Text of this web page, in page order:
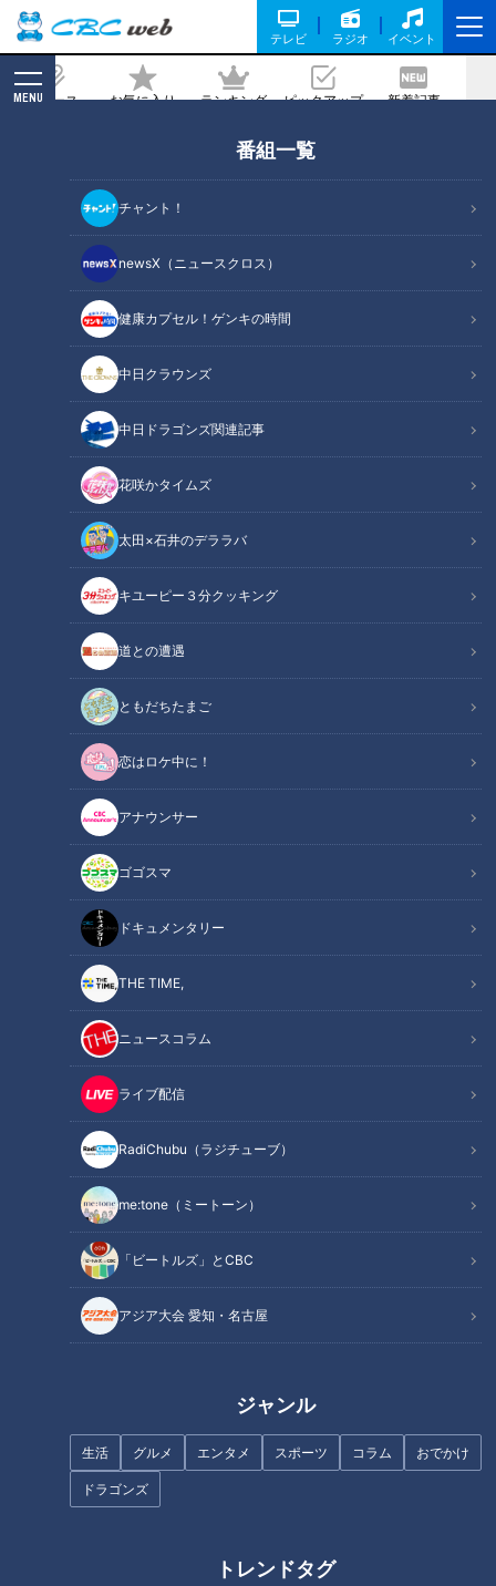
テレビ ラジオ イベント
ニュース お気に入り ランキング ピックアップ 新着記事
MENU
番組一覧
チャント！
newsX（ニュースクロス）
健康カプセル！ゲンキの時間
中日クラウンズ
中日ドラゴンズ関連記事
花咲かタイムズ
太田×石井のデララバ
キユーピー３分クッキング
道との遭遇
ともだちたまご
恋はロケ中に！
アナウンサー
ゴゴスマ
ドキュメンタリー
THE TIME,
ニュースコラム
ライブ配信
RadiChubu（ラジチューブ）
me:tone（ミートーン）
「ビートルズ」とCBC
アジア大会 愛知・名古屋
ジャンル
生活 グルメ エンタメ スポーツ コラム おでかけ
ドラゴンズ
トレンドタグ
を導入！ 環境と選手に配慮したライブ配
信をLocipo（ロキポ）とYouTubeで行
います。
2023/11/07 12:00
CBC web
「CBC web」からのお知らせ
2023年11月12日（日）に開催される「第63回中部･第53回北
陸実業団対抗駅伝競走大会」を、名古屋のテレビ5局が運営す
る動画配信サービスLocipo（ロキポ）とYouTubeの「CBCス
ポーツ公式チャンネル」でライブ配信します。
主催の中部実業団陸上競技連盟と北陸実業団陸上競技連盟、後
援のCBCテレビは、国連が掲げる「持続可能な開発目標
（SDGs）」に賛同し、持続可能な社会の実現を目指し、二酸
化炭素排出量ゼロの水素中継車の導入を決定しました。
動力源は水素を使って発電する「FCスタック（燃料電池）」
を採用しました。この結果、走行時に地球温暖化の原因となる
CO2（二酸化炭素）を含め排気ガスを一切出さないため、後ろ
を走るランナーや沿道の観客の皆様の環境ストレスの軽減につ
ながることが期待されます。
＜CBCグループSDGs宣言＞
https://hicbc.com/special/sdgs/
＜ライブ配信概要＞
2023年11月12日（日）
・配信チャンネル
https://locipo.jp/live